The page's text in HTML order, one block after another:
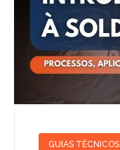
GUIAS TÉCNICOS